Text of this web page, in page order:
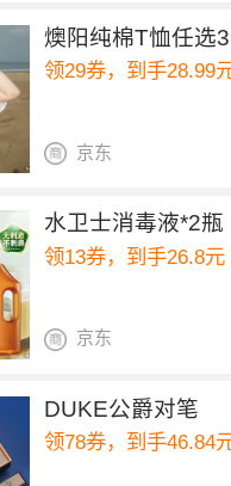
燠阳纯棉T恤任选
领29券，到手28.99
京东
水卫士消毒液*2瓶
领13券，到手26.8元
京东
DUKE公爵对笔
领78券，到手46.84